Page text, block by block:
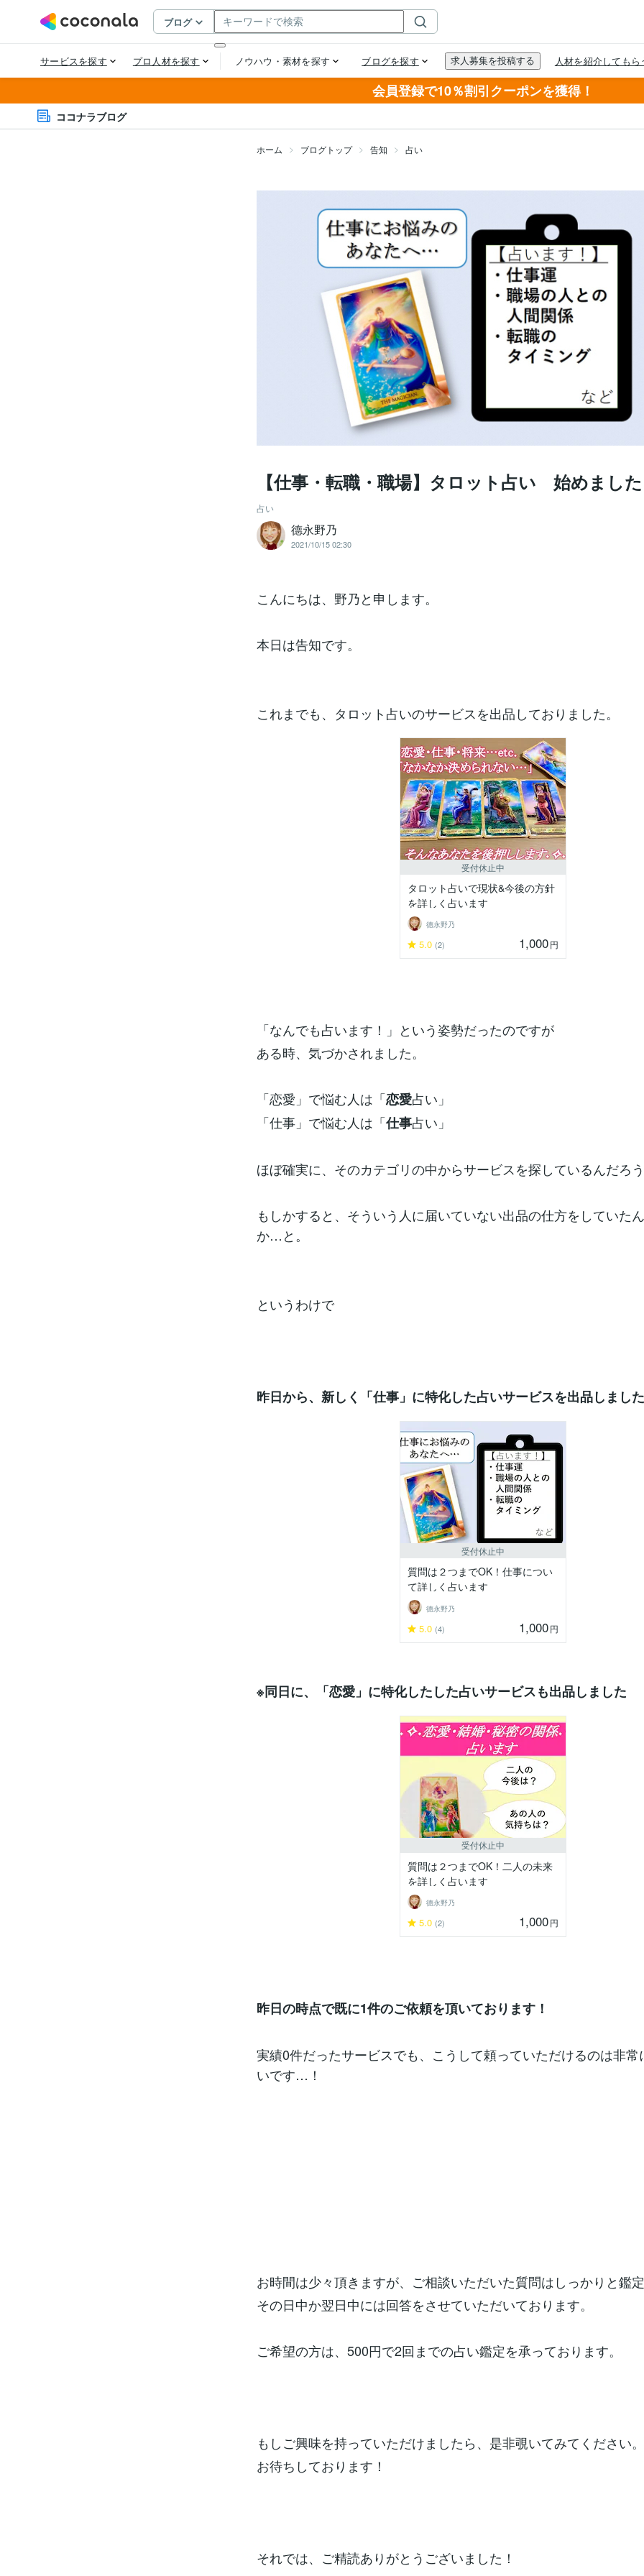
会員登録で10％割引クーポンを獲得！
ココナラブログ
ホーム ブログトップ 告知 占い
【仕事・転職・職場】タロット占い 始めまし
占い
德永野乃
2021/10/15 02:30
こんにちは、野乃と申します。
本日は告知です。
これまでも、タロット占いのサービスを出品しておりました。
受付休止中
タロット占いで現状&今後の方針
を詳しく占います
德永野乃
5.0 (2) 1,000円
「なんでも占います！」という姿勢だったのですが
ある時、気づかされました。
「恋愛」で悩む人は「恋愛占い」
「仕事」で悩む人は「仕事占い」
ほぼ確実に、そのカテゴリの中からサービスを探しているんだろ
もしかすると、そういう人に届いていない出品の仕方をしていた
か…と。
というわけで
昨日から、新しく「仕事」に特化した占いサービスを出品しまし
受付休止中
質問は２つまでOK！仕事につい
て詳しく占います
德永野乃
5.0 (4) 1,000円
※同日に、「恋愛」に特化したした占いサービスも出品しました
受付休止中
質問は２つまでOK！二人の未来
を詳しく占います
德永野乃
5.0 (2) 1,000円
昨日の時点で既に1件のご依頼を頂いております！
実績0件だったサービスでも、こうして頼っていただけるのは非常
いです…！
お時間は少々頂きますが、ご相談いただいた質問はしっかりと鑑
その日中か翌日中には回答をさせていただいております。
ご希望の方は、500円で2回までの占い鑑定を承っております。
もしご興味を持っていただけましたら、是非覗いてみてください。
お待ちしております！
それでは、ご精読ありがとうございました！